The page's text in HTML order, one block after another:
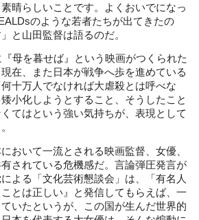
晴らしいことです。よくおいでになっ
のような若者たちが出てきたの
と山田監督は語るのだ。
母を暮せば』という映画がつくられた
在、また日本が戦争へ歩を進めている
十万人でなければ大虐殺とは呼べな
小化しようとすること、そうしたこと
てはという強い気持ちが、表現として
おいて一流とされる映画監督、女優、
されている危機感だ。言論弾圧発言が
よる「文化芸術懇談会」は、「有名人
とは正しい』と発信してもらえば、一
いたというが、この国が生んだ世界的